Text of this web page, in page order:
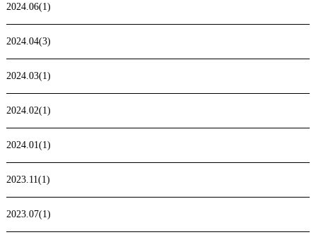
2024.06(1)
2024.04(3)
2024.03(1)
2024.02(1)
2024.01(1)
2023.11(1)
2023.07(1)